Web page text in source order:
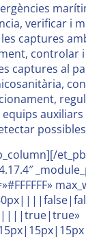
verificar i
captures
controlar
captures al